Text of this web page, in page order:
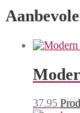
37.95